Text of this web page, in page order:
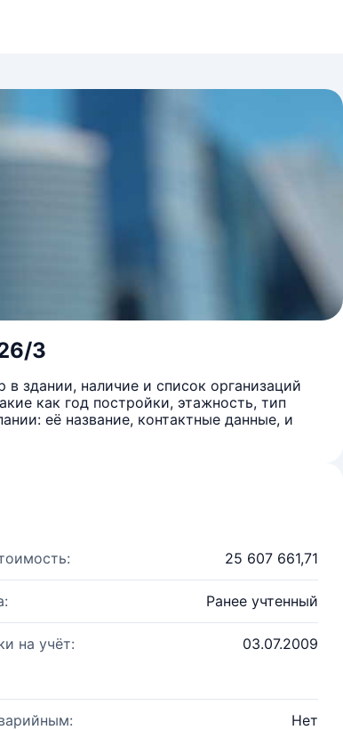
3
здании, наличие и список организаций
как год постройки, этажность, тип
её название, контактные данные, и
25 607 661,71
Ранее учтенный
на учёт: 03.07.2009
Нет